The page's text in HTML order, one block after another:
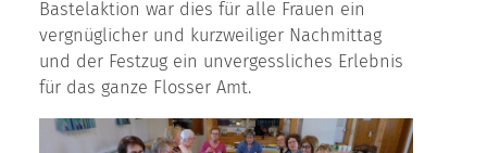
Bastelaktion war dies für alle Frauen ein
vergnüglicher und kurzweiliger Nachmittag
und der Festzug ein unvergessliches Erlebnis
für das ganze Flosser Amt.